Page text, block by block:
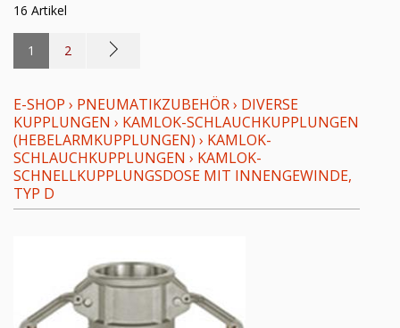
16 Artikel
1 2
E-SHOP › PNEUMATIKZUBEHÖR› DIVERSE
KUPPLUNGEN › KAMLOK-SCHLAUCHKUPPLUNGEN
(HEBELARMKUPPLUNGEN) › KAMLOK-
SCHLAUCHKUPPLUNGEN › KAMLOK-
SCHNELLKUPPLUNGSDOSE MIT INNENGEWINDE,
TYP D